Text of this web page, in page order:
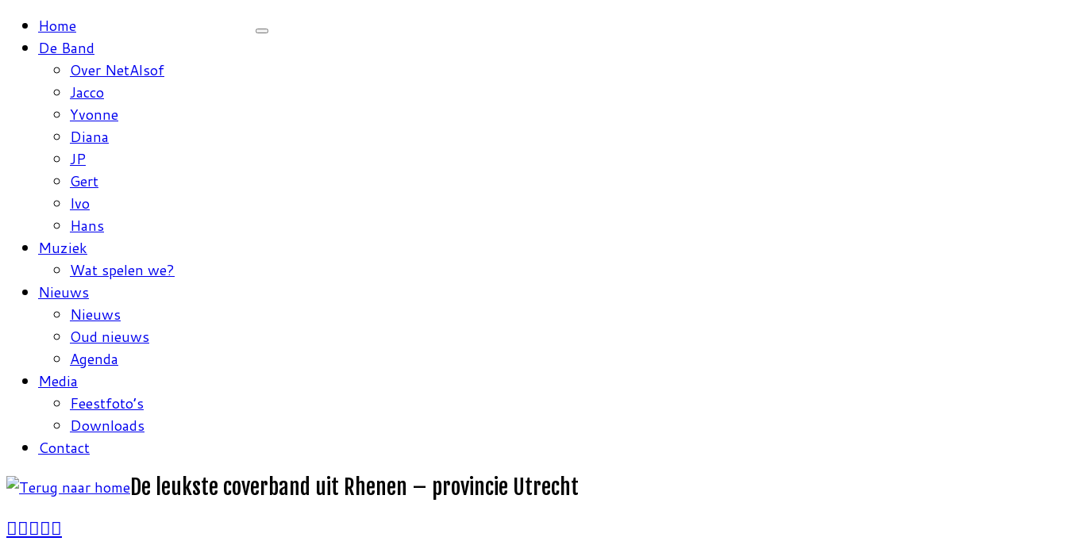
Ga
naar
Home
De Band
Over NetAlsof
Jacco
Yvonne
Diana
JP
Gert
Ivo
Hans
Muziek
Wat spelen we?
Nieuws
Nieuws
Oud nieuws
Agenda
Media
Feestfoto’s
Downloads
Contact
De leukste coverband uit Rhenen – provincie Utrecht